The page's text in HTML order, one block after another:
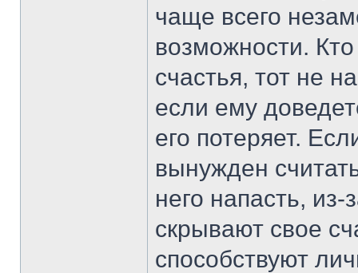
чаще всего
возможности.
счастья, тот не
если ему
его потеряет.
вынужден
него напасть, из-
скрывают свое
способствуют